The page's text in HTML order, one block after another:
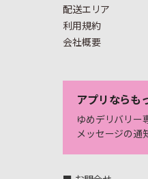
配送エリア
利用規約
会社概要
アプリならも
ゆめデリバリー
メッセージの通